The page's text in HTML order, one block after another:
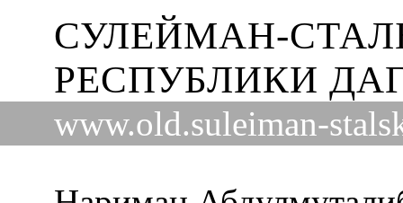
СУЛЕЙМАН-
РЕСПУБЛИКИ
www.old.suleiman-